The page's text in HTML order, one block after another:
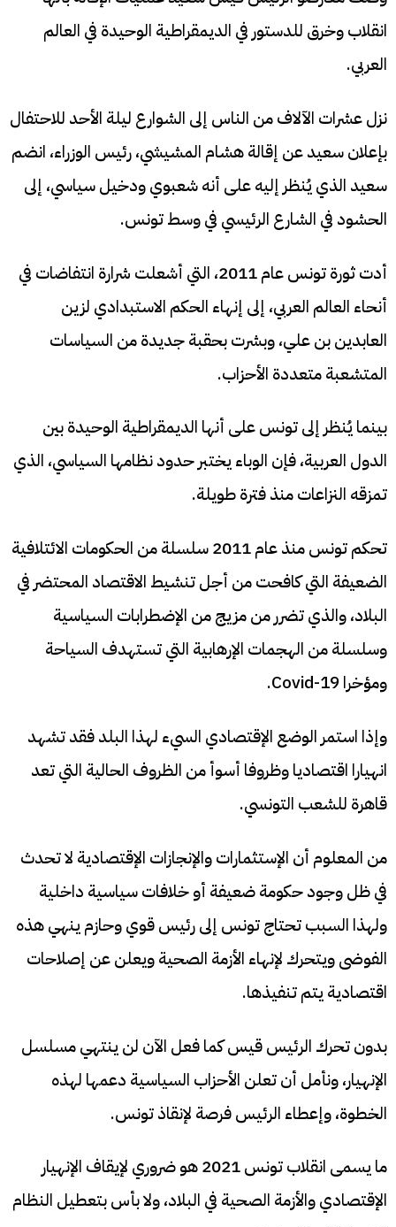
انقلاب وخرق للدستور في الديمقراطية الوحيدة في العالم
العربي.
نزل عشرات الآلاف من الناس إلى الشوارع ليلة الأحد للاحتفال
بإعلان سعيد عن إقالة هشام المشيشي، رئيس الوزراء، انضم
سعيد الذي يُنظر إليه على أنه شعبوي ودخيل سياسي، إلى
الحشود في الشارع الرئيسي في وسط تونس.
أدت ثورة تونس عام 2011، التي أشعلت شرارة انتفاضات في
أنحاء العالم العربي، إلى إنهاء الحكم الاستبدادي لزين
العابدين بن علي، وبشرت بحقبة جديدة من السياسات
المتشعبة متعددة الأحزاب.
بينما يُنظر إلى تونس على أنها الديمقراطية الوحيدة بين
الدول العربية، فإن الوباء يختبر حدود نظامها السياسي، الذي
تمزقه النزاعات منذ فترة طويلة.
تحكم تونس منذ عام 2011 سلسلة من الحكومات الائتلافية
الضعيفة التي كافحت من أجل تنشيط الاقتصاد المحتضر في
البلاد، والذي تضرر من مزيج من الإضطرابات السياسية
وسلسلة من الهجمات الإرهابية التي تستهدف السياحة
ومؤخرا Covid-19.
وإذا استمر الوضع الإقتصادي السيء لهذا البلد فقد تشهد
انهيارا اقتصاديا وظروفا أسوأ من الظروف الحالية التي تعد
قاهرة للشعب التونسي.
من المعلوم أن الإستثمارات والإنجازات الإقتصادية لا تحدث
في ظل وجود حكومة ضعيفة أو خلافات سياسية داخلية
ولهذا السبب تحتاج تونس إلى رئيس قوي وحازم ينهي هذه
الفوضى ويتحرك لإنهاء الأزمة الصحية ويعلن عن إصلاحات
اقتصادية يتم تنفيذها.
بدون تحرك الرئيس قيس كما فعل الآن لن ينتهي مسلسل
الإنهيار، ونأمل أن تعلن الأحزاب السياسية دعمها لهذه
الخطوة، وإعطاء الرئيس فرصة لإنقاذ تونس.
ما يسمى انقلاب تونس 2021 هو ضروري لإيقاف الإنهيار
الإقتصادي والأزمة الصحية في البلاد، ولا بأس بتعطيل النظام